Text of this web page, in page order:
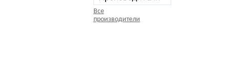
Все
производители